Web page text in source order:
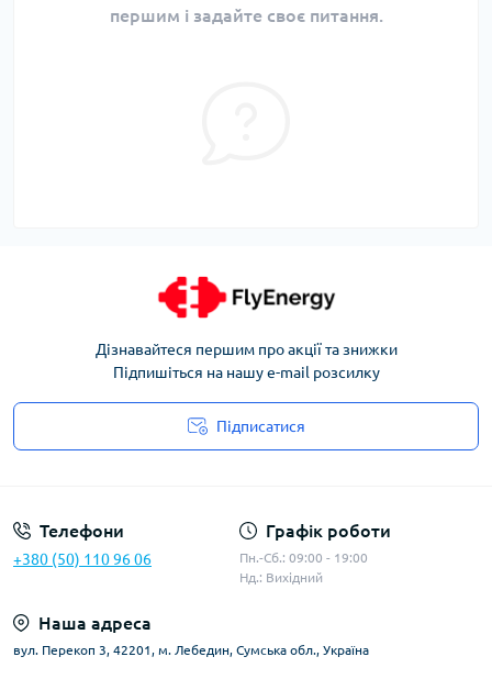
першим і задайте своє питання.
Дізнавайтеся першим про акції та знижки
Підпишіться на нашу e-mail розсилку
Підписатися
Телефони
+380 (50) 110 96 06
Графік роботи
Пн.-Сб.: 09:00 - 19:00
Нд.: Вихідний
Наша адреса
вул. Перекоп 3, 42201, м. Лебедин, Сумська обл., Україна